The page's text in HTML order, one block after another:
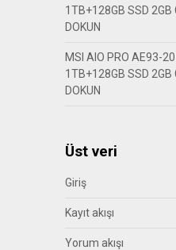
1TB+128GB SSD 2GB
DOKUN
MSI AIO PRO AE93-
1TB+128GB SSD 2GB
DOKUN
Üst veri
Giriş
Kayıt akışı
Yorum akışı